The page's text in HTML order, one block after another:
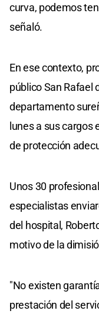
curva, podemos
señaló.
En ese contexto,
público San Rafael
departamento
lunes a sus cargos
de protección
Unos 30
especialistas
del hospital,
motivo de la
"No existen
prestación del